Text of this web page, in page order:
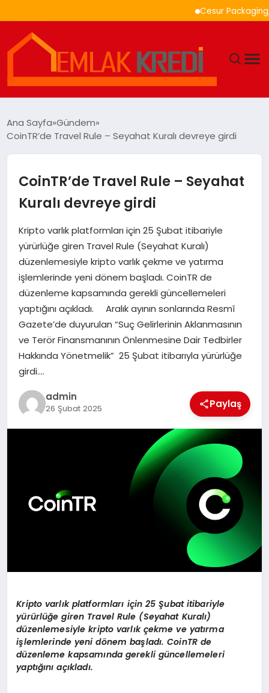
Cesur Packaging,
DÜNYA
EĞITIM
MAGAZIN
SAĞLIK
SIYASET
SPOR
TEKNOLOJI
YAŞAM
Ana Sayfa Gündem
CoinTR’de Travel Rule – Seyahat Kuralı devreye girdi
CoinTR’de Travel Rule – Seyahat
Kuralı devreye girdi
Kripto varlık platformları için 25 Şubat itibariyle
yürürlüğe giren Travel Rule (Seyahat Kuralı)
düzenlemesiyle kripto varlık çekme ve yatırma
işlemlerinde yeni dönem başladı. CoinTR de
düzenleme kapsamında gerekli güncellemeleri
yaptığını açıkladı. Aralık ayının sonlarında Resmî
Gazete’de duyurulan “Suç Gelirlerinin Aklanmasının
ve Terör Finansmanının Önlenmesine Dair Tedbirler
Hakkında Yönetmelik” 25 Şubat itibarıyla yürürlüğe
girdi….
admin
26 Şubat 2025 Paylaş
Kripto varlık platformları için 25 Şubat itibariyle
yürürlüğe giren Travel Rule (Seyahat Kuralı)
düzenlemesiyle kripto varlık çekme ve yatırma
işlemlerinde yeni dönem başladı. CoinTR de
düzenleme kapsamında gerekli güncellemeleri
yaptığını açıkladı.